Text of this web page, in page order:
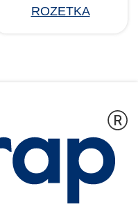
ROZETKA